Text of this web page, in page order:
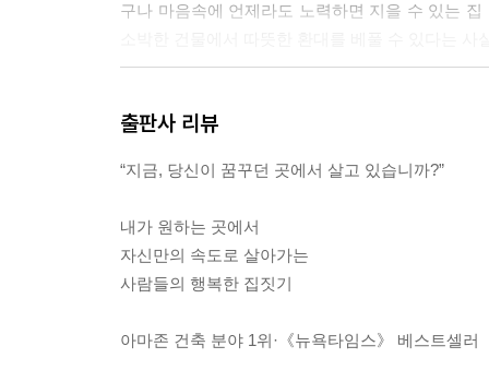
구나 마음속에 언제라도 노력하면 지을 수 있는
편에 자리한, 수십 개의 바이올린 활을 세공해 만
어갔다. 오두막집 주변은 별로 변한 게 없었다. ---
그런 의미에서 건축에 대한 댄 프라이스의 태도는
에 올라타거나 자전거로 고속도로를 달리거나
클》이라는 손으로 그린 잡지에 이런 여행들을
을 깨는 일이 허다하다.
출판사 리뷰
“지금, 당신이 꿈꾸던 곳에서 살고 있습니까?”
내가 원하는 곳에서
자신만의 속도로 살아가는
사람들의 행복한 집짓기
아마존 건축 분야 1위·《뉴욕타임스》 베스트셀러